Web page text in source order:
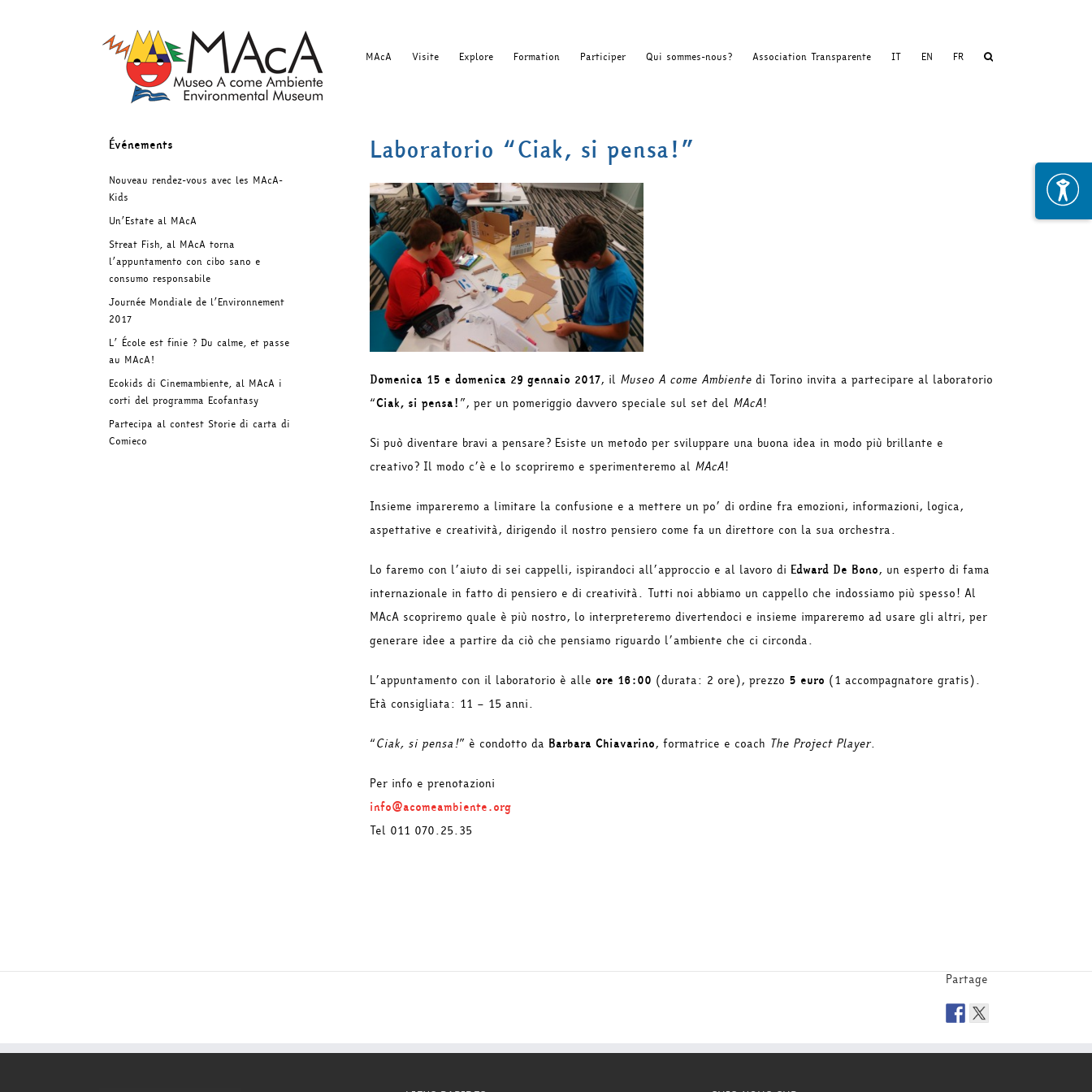
MAcA Visite Explore Formation Participer Qui sommes-nous? Association Transparente IT EN FR
Laboratorio “Ciak, si pensa!”
Domenica 15 e domenica 29 gennaio 2017, il Museo A come Ambiente di Torino invita a partecipare al laboratorio
“Ciak, si pensa!”, per un pomeriggio davvero speciale sul set del MAcA!
Si può diventare bravi a pensare? Esiste un metodo per sviluppare una buona idea in modo più brillante e
creativo? Il modo c’è e lo scopriremo e sperimenteremo al MAcA!
Insieme impareremo a limitare la confusione e a mettere un po’ di ordine fra emozioni, informazioni, logica,
aspettative e creatività, dirigendo il nostro pensiero come fa un direttore con la sua orchestra.
Lo faremo con l’aiuto di sei cappelli, ispirandoci all’approccio e al lavoro di Edward De Bono, un esperto di fama
internazionale in fatto di pensiero e di creatività. Tutti noi abbiamo un cappello che indossiamo più spesso! Al
MAcA scopriremo quale è più nostro, lo interpreteremo divertendoci e insieme impareremo ad usare gli altri, per
generare idee a partire da ciò che pensiamo riguardo l’ambiente che ci circonda.
L’appuntamento con il laboratorio è alle ore 16:00 (durata: 2 ore), prezzo 5 euro (1 accompagnatore gratis).
Età consigliata: 11 – 15 anni.
“Ciak, si pensa!” è condotto da Barbara Chiavarino, formatrice e coach The Project Player.
Per info e prenotazioni
info@acomeambiente.org
Tel 011 070.25.35
Événements
Nouveau rendez-vous avec les MAcA-
Kids
Un’Estate al MAcA
Streat Fish, al MAcA torna
l’appuntamento con cibo sano e
consumo responsabile
Journée Mondiale de l’Environnement
2017
L’ École est finie ? Du calme, et passe
au MAcA!
Ecokids di Cinemambiente, al MAcA i
corti del programma Ecofantasy
Partecipa al contest Storie di carta di
Comieco
Partage